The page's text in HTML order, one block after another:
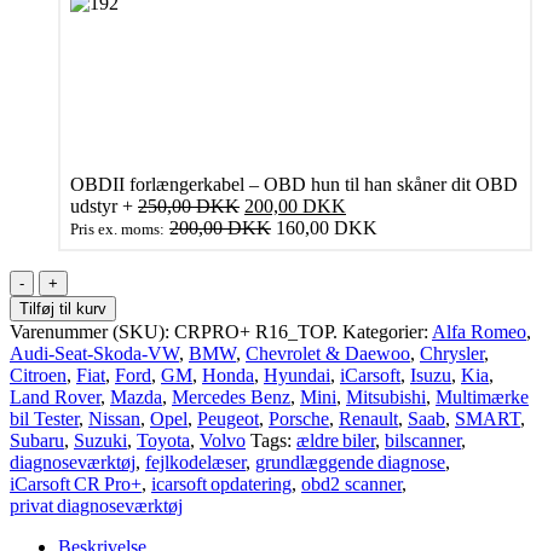
OBDII forlængerkabel – OBD hun til han skåner dit OBD
udstyr+ 250,00DKK Den
oprindelige
200,00 DKK
aktuelle
Pris ex. moms: 200,00DKK 160,00 DKK
iCarsoft
CR
Pro+
–
Multimærke
bilscanner
til
grundlæggende
diagnose
antal
Tilføj til kurv
Varenummer (SKU): CRPRO+ R16_TOP. Kategorier: Alfa Romeo,
Audi-Seat-Skoda-VW, BMW, Chevrolet & Daewoo, Chrysler,
Citroen, Fiat, Ford, GM, Honda, Hyundai, iCarsoft, Isuzu, Kia,
Land Rover, Mazda, Mercedes Benz, Mini, Mitsubishi, Multimærke
bil Tester, Nissan, Opel, Peugeot, Porsche, Renault, Saab, SMART,
Subaru, Suzuki, Toyota, Volvo Tags: ældre biler, bilscanner,
diagnoseværktøj, fejlkodelæser, grundlæggende diagnose,
iCarsoft CR Pro+, icarsoft opdatering, obd2 scanner,
privat diagnoseværktøj
Beskrivelse